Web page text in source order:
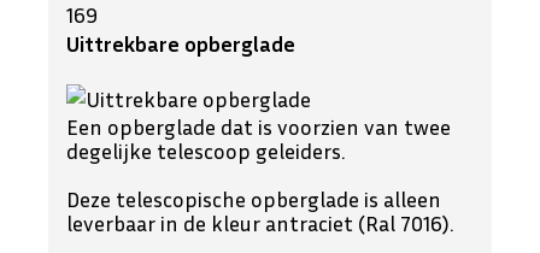
169
Uittrekbare opberglade
Een opberglade dat is voorzien van twee
degelijke telescoop geleiders.
Deze telescopische opberglade is alleen
leverbaar in de kleur antraciet (Ral 7016).